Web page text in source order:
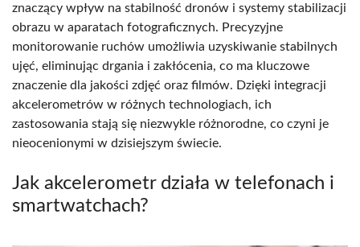
znaczący wpływ na stabilność dronów i systemy stabilizacji
obrazu w aparatach fotograficznych. Precyzyjne
monitorowanie ruchów umożliwia uzyskiwanie stabilnych
ujęć, eliminując drgania i zakłócenia, co ma kluczowe
znaczenie dla jakości zdjęć oraz filmów. Dzięki integracji
akcelerometrów w różnych technologiach, ich
zastosowania stają się niezwykle różnorodne, co czyni je
nieocenionymi w dzisiejszym świecie.
Jak akcelerometr działa w telefonach i
smartwatchach?